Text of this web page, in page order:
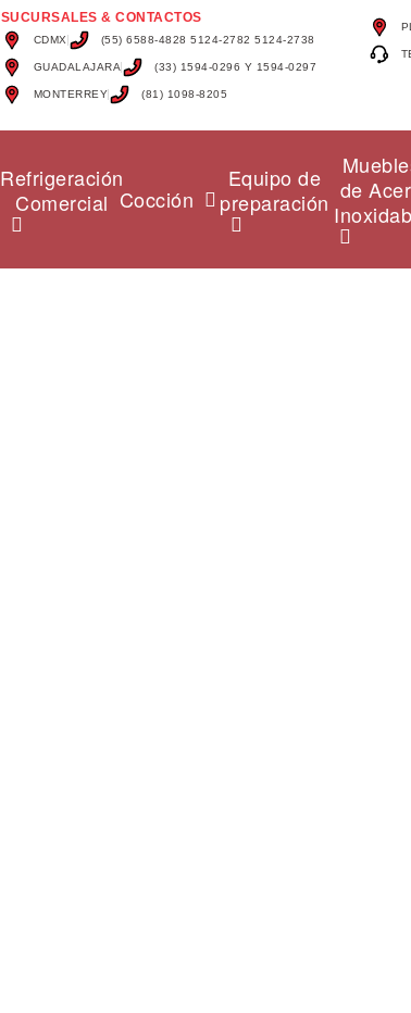
SUCURSALES & CONTACTOS
CDMX (55) 6588-4828 5124-2782 5124-2738
GUADALAJARA (33) 1594-0296 Y 1594-0297
MONTERREY (81) 1098-8205
Refrigeración
Comercial Cocción
Equipo de
preparación de